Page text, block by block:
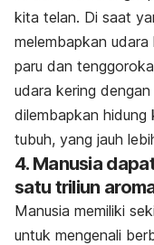
kita telan. Di saat
melembapkan
paru dan
udara kering
dilembapkan hidung
tubuh, yang jauh
4. Manusia
satu triliun
Manusia memiliki
untuk mengenali